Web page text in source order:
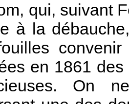
qui, suivant
à la
en 1861
On